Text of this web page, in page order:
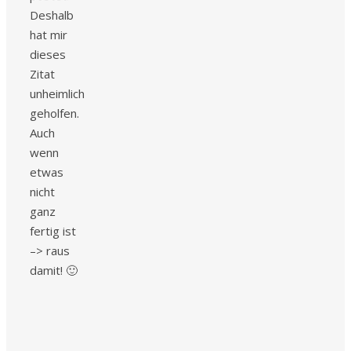
Deshalb
hat mir
dieses
Zitat
unheimlich
geholfen.
Auch
wenn
etwas
nicht
ganz
fertig ist
–> raus
damit! 🙂